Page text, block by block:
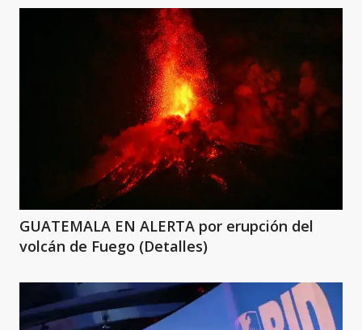
GUATEMALA EN ALERTA por erupción del
volcán de Fuego (Detalles)